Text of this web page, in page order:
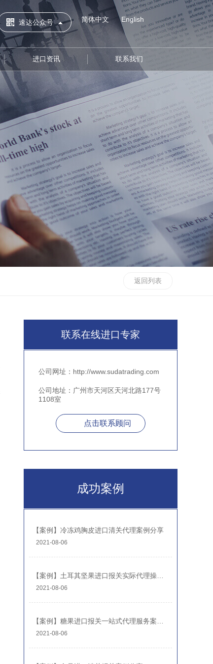
简体中文 English
速达公众号
进口资讯 联系我们
返回列表
联系在线进口专家
公司网址：http://www.sudatrading.com
公司地址：广州市天河区天河北路177号
1108室
点击联系顾问
成功案例
【案例】冷冻鸡胸皮进口清关代理案例分享
2021-08-06
【案例】土耳其坚果进口报关实际代理操作案例
2021-08-06
【案例】糖果进口报关一站式代理服务案例分享-糖果报关公司
2021-08-06